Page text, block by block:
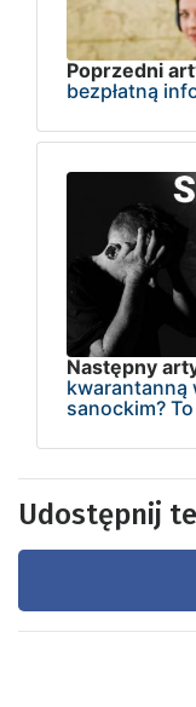
Poprzedni
bezpłatną
Następny
kwarantanną
sanockim?
Udostępnij